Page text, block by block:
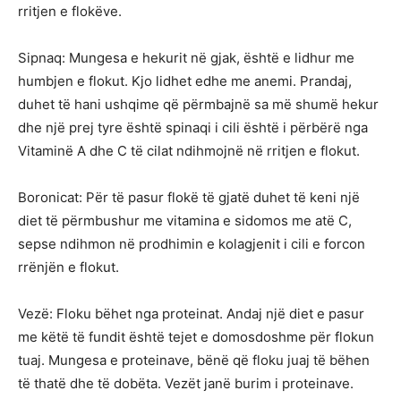
rritjen e flokëve.
Sipnaq: Mungesa e hekurit në gjak, është e lidhur me
humbjen e flokut. Kjo lidhet edhe me anemi. Prandaj,
duhet të hani ushqime që përmbajnë sa më shumë hekur
dhe një prej tyre është spinaqi i cili është i përbërë nga
Vitaminë A dhe C të cilat ndihmojnë në rritjen e flokut.
Boronicat: Për të pasur flokë të gjatë duhet të keni një
diet të përmbushur me vitamina e sidomos me atë C,
sepse ndihmon në prodhimin e kolagjenit i cili e forcon
rrënjën e flokut.
Vezë: Floku bëhet nga proteinat. Andaj një diet e pasur
me këtë të fundit është tejet e domosdoshme për flokun
tuaj. Mungesa e proteinave, bënë që floku juaj të bëhen
të thatë dhe të dobëta. Vezët janë burim i proteinave.